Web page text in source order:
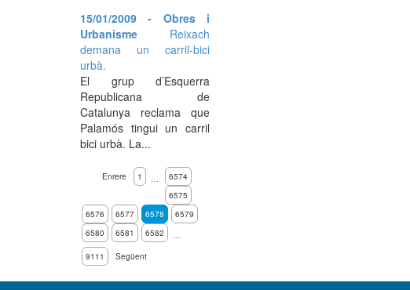
15/01/2009 - Obres i
Urbanisme Reixach
demana un carril-bici
urbà.
El grup d’Esquerra
Republicana de
Catalunya reclama que
Palamós tingui un carril
bici urbà. La...
Enrere 1 …
6574
6575
6576
6577 6578
6579
6580
6581 6582
…
9111
Següent